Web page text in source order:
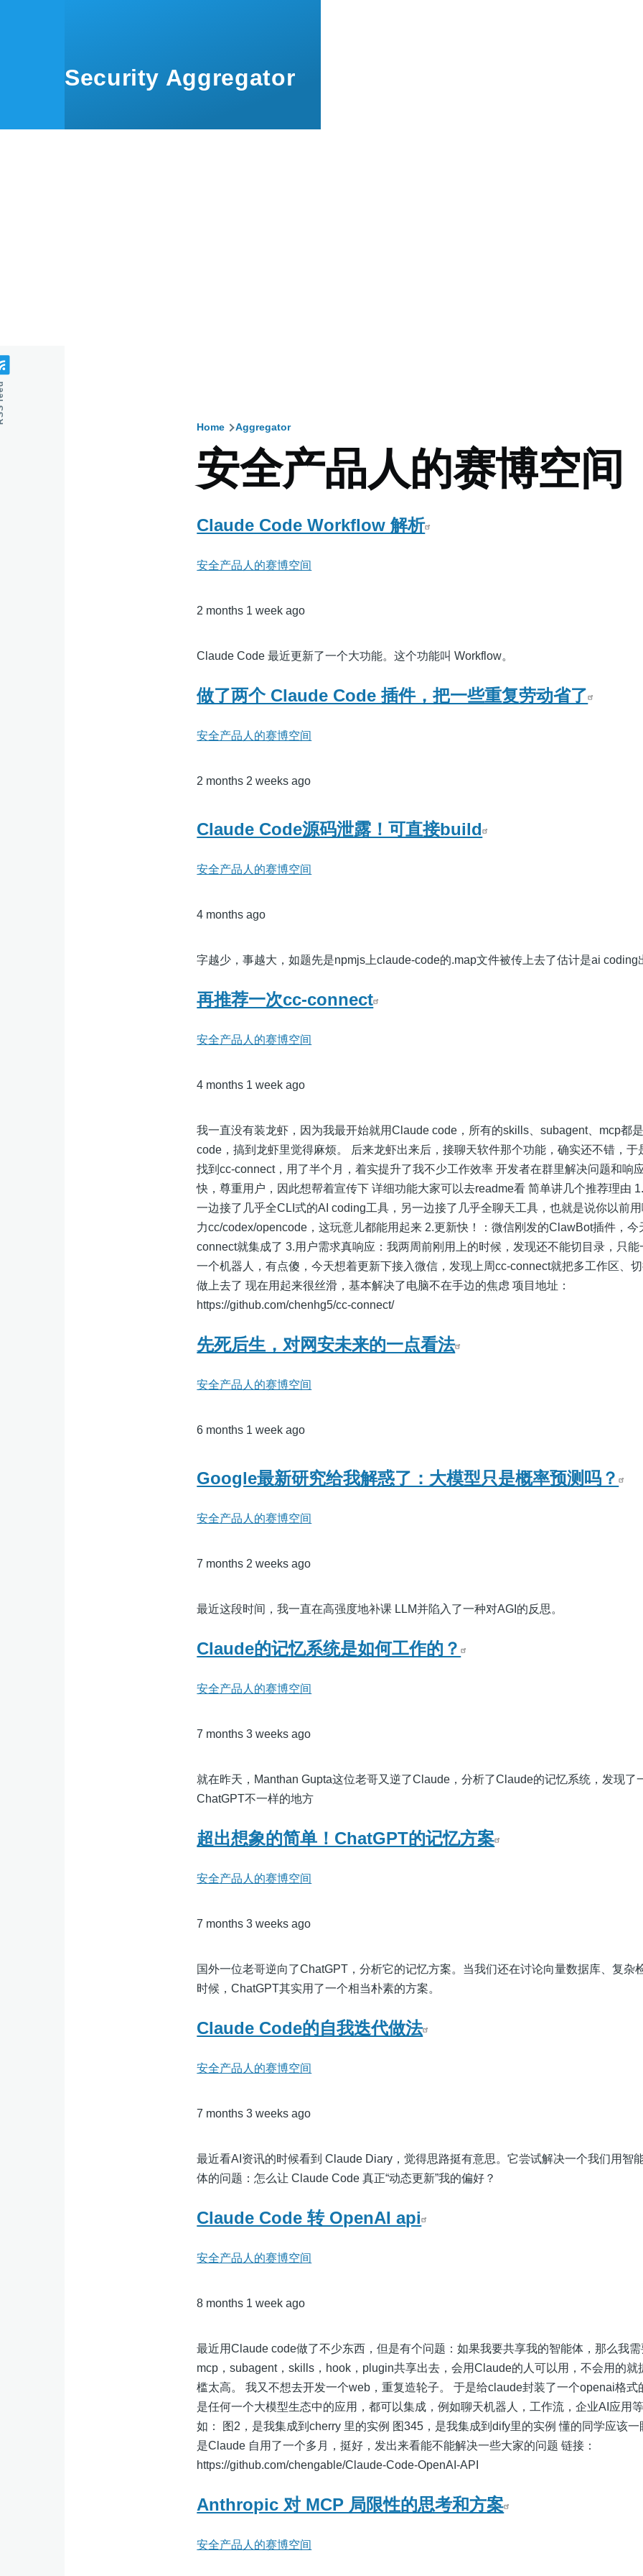
Security Aggregator
Breadcrumb
Home Aggregator
安全产品人的赛博空间
Claude Code Workflow 解析
安全产品人的赛博空间
2 months 1 week ago
Claude Code 最近更新了一个大功能。这个功能叫 Workflow。
做了两个 Claude Code 插件，把一些重复劳动省了
安全产品人的赛博空间
2 months 2 weeks ago
Claude Code源码泄露！可直接build
安全产品人的赛博空间
4 months ago
字越少，事越大，如题先是npmjs上claude-code的.map文件被传上去了估计是ai coding
再推荐一次cc-connect
安全产品人的赛博空间
4 months 1 week ago
我一直没有装龙虾，因为我最开始就用Claude code，所有的skills、subagent、mcp都
code，搞到龙虾里觉得麻烦。 后来龙虾出来后，接聊天软件那个功能，确实还不错，于
找到cc-connect，用了半个月，着实提升了我不少工作效率 开发者在群里解决问题和响
快，尊重用户，因此想帮着宣传下 详细功能大家可以去readme看 简单讲几个推荐理由
一边接了几乎全CLI式的AI coding工具，另一边接了几乎全聊天工具，也就是说你以前
力cc/codex/opencode，这玩意儿都能用起来 2.更新快！：微信刚发的ClawBot插件，今
connect就集成了 3.用户需求真响应：我两周前刚用上的时候，发现还不能切目录，只能
一个机器人，有点傻，今天想着更新下接入微信，发现上周cc-connect就把多工作区、
做上去了 现在用起来很丝滑，基本解决了电脑不在手边的焦虑 项目地址：
https://github.com/chenhg5/cc-connect/
先死后生，对网安未来的一点看法
安全产品人的赛博空间
6 months 1 week ago
Google最新研究给我解惑了：大模型只是概率预测吗？
安全产品人的赛博空间
7 months 2 weeks ago
最近这段时间，我一直在高强度地补课 LLM并陷入了一种对AGI的反思。
Claude的记忆系统是如何工作的？
安全产品人的赛博空间
7 months 3 weeks ago
就在昨天，Manthan Gupta这位老哥又逆了Claude，分析了Claude的记忆系统，发现了
ChatGPT不一样的地方
超出想象的简单！ChatGPT的记忆方案
安全产品人的赛博空间
7 months 3 weeks ago
国外一位老哥逆向了ChatGPT，分析它的记忆方案。当我们还在讨论向量数据库、复杂
时候，ChatGPT其实用了一个相当朴素的方案。
Claude Code的自我迭代做法
安全产品人的赛博空间
7 months 3 weeks ago
最近看AI资讯的时候看到 Claude Diary，觉得思路挺有意思。它尝试解决一个我们用智
体的问题：怎么让 Claude Code 真正“动态更新”我的偏好？
Claude Code 转 OpenAI api
安全产品人的赛博空间
8 months 1 week ago
最近用Claude code做了不少东西，但是有个问题：如果我要共享我的智能体，那么我
mcp，subagent，skills，hook，plugin共享出去，会用Claude的人可以用，不会用的就
槛太高。 我又不想去开发一个web，重复造轮子。 于是给claude封装了一个openai格式
是任何一个大模型生态中的应用，都可以集成，例如聊天机器人，工作流，企业AI应用
如： 图2，是我集成到cherry 里的实例 图345，是我集成到dify里的实例 懂的同学应该一
是Claude 自用了一个多月，挺好，发出来看能不能解决一些大家的问题 链接：
https://github.com/chengable/Claude-Code-OpenAI-API
Anthropic 对 MCP 局限性的思考和方案
安全产品人的赛博空间